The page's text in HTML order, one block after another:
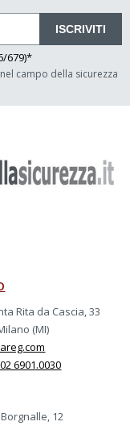
ISCRIVITI
679)*
campo della sicurezza
Rita da Cascia, 33
(MI)
6901.0030
12